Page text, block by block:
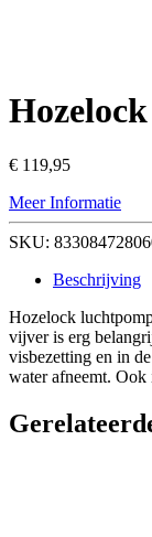
€ 119,95
Meer Informatie
SKU:
Beschrijving
Hozelock
vijver is erg
visbezetting en in
water afneemt.